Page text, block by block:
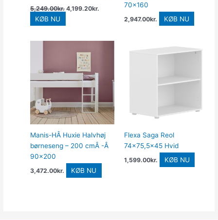
5,249.00kr. 4,199.20kr.
KØB NU
70×160
2,947.00kr. KØB NU
Manis-HÂ Huxie Halvhøj
børneseng – 200 cmÂ -Â
90×200
3,472.00kr. KØB NU
Flexa Saga Reol
74×75,5×45 Hvid
1,599.00kr. KØB NU